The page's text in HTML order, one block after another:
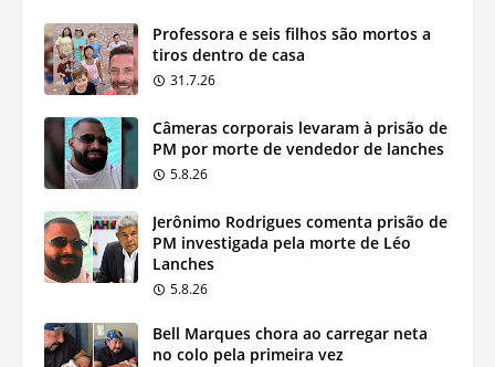
Professora e seis filhos são mortos a
tiros dentro de casa
31.7.26
Câmeras corporais levaram à prisão de
PM por morte de vendedor de lanches
5.8.26
Jerônimo Rodrigues comenta prisão de
PM investigada pela morte de Léo
Lanches
5.8.26
Bell Marques chora ao carregar neta
no colo pela primeira vez